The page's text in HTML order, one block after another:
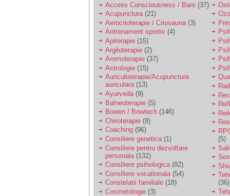
Access Consciousness / Bars (37)
Acupunctura(21)
Aerocrioterapie / Criosauna (3)
Antrenament sportiv (4)
Apiterapie (15)
Argiloterapie (2)
Aromoterapie (37)
Astrologie (15)
Auriculoterapie/Acupunctura
auriculara(13)
Ayurveda (9)
Balneoterapie (5)
Bowen / Bowtech (146)
Chiroterapie (8)
Coaching (96)
Consiliere genetica (1)
Consiliere pentru dezvoltare
personala (132)
Consiliere psihologica(82)
Consiliere vocationala (54)
Constelatii familiale (18)
Cosmetologie (3)
(5)
(36)